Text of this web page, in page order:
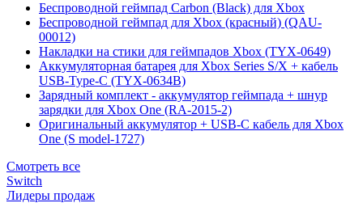
Беспроводной геймпад Carbon (Black) для Xbox
Беспроводной геймпад для Xbox (красный) (QAU-
00012)
Накладки на стики для геймпадов Xbox (TYX-0649)
Аккумуляторная батарея для Xbox Series S/X + кабель
USB-Type-C (TYX-0634B)
Зарядный комплект - аккумулятор геймпада + шнур
зарядки для Xbox One (RA-2015-2)
Оригинальный аккумулятор + USB-C кабель для Xbox
One (S model-1727)
Смотреть все
Switch
Лидеры продаж